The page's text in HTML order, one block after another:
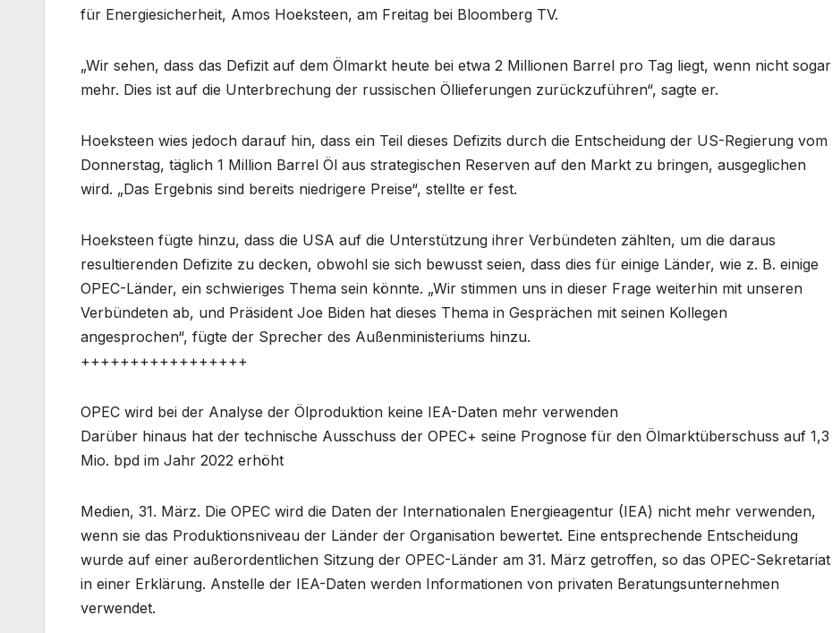
für Energiesicherheit, Amos Hoeksteen, am Freitag bei Bloomberg TV.
„Wir sehen, dass das Defizit auf dem Ölmarkt heute bei etwa 2 Millionen Barrel pro Tag liegt, wenn nicht sogar
mehr. Dies ist auf die Unterbrechung der russischen Öllieferungen zurückzuführen“, sagte er.
Hoeksteen wies jedoch darauf hin, dass ein Teil dieses Defizits durch die Entscheidung der US-Regierung vom
Donnerstag, täglich 1 Million Barrel Öl aus strategischen Reserven auf den Markt zu bringen, ausgeglichen
wird. „Das Ergebnis sind bereits niedrigere Preise“, stellte er fest.
Hoeksteen fügte hinzu, dass die USA auf die Unterstützung ihrer Verbündeten zählten, um die daraus
resultierenden Defizite zu decken, obwohl sie sich bewusst seien, dass dies für einige Länder, wie z. B. einige
OPEC-Länder, ein schwieriges Thema sein könnte. „Wir stimmen uns in dieser Frage weiterhin mit unseren
Verbündeten ab, und Präsident Joe Biden hat dieses Thema in Gesprächen mit seinen Kollegen
angesprochen“, fügte der Sprecher des Außenministeriums hinzu.
+++++++++++++++++
OPEC wird bei der Analyse der Ölproduktion keine IEA-Daten mehr verwenden
Darüber hinaus hat der technische Ausschuss der OPEC+ seine Prognose für den Ölmarktüberschuss auf 1,3
Mio. bpd im Jahr 2022 erhöht
Medien, 31. März. Die OPEC wird die Daten der Internationalen Energieagentur (IEA) nicht mehr verwenden,
wenn sie das Produktionsniveau der Länder der Organisation bewertet. Eine entsprechende Entscheidung
wurde auf einer außerordentlichen Sitzung der OPEC-Länder am 31. März getroffen, so das OPEC-Sekretariat
in einer Erklärung. Anstelle der IEA-Daten werden Informationen von privaten Beratungsunternehmen
verwendet.